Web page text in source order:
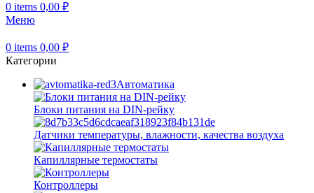
0 items 0,00 ₽
Меню
0 items 0,00 ₽
Категории
Автоматика
Блоки питания на DIN-рейку
Датчики температуры, влажности, качества воздуха
Капиллярные термостаты
Контроллеры